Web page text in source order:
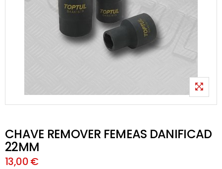
CHAVE REMOVER FEMEAS DANIFICAD
22MM
13,00 €